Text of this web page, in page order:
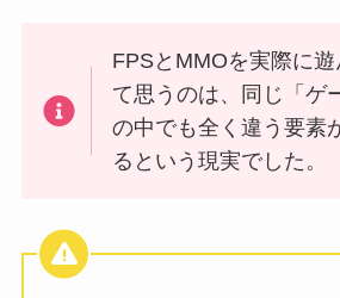
FPSとMMOを実際に
て思うのは、同じ「ゲ
の中でも全く違う要素
るという現実でした。